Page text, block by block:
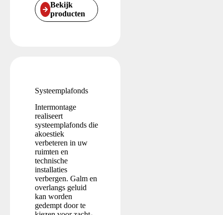
Bekijk
producten
Systeemplafonds
Intermontage
realiseert
systeemplafonds die
akoestiek
verbeteren in uw
ruimten en
technische
installaties
verbergen. Galm en
overlangs geluid
kan worden
gedempt door te